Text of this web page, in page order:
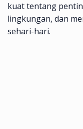
kuat tentang
lingkungan, dan
sehari-hari.